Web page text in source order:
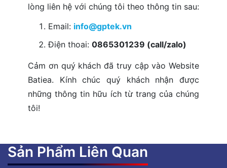
lòng liên hệ với chúng tôi theo thông tin sau:
Email: info@gptek.vn
Điện thoai: 0865301239 (call/zalo)
Cảm ơn quý khách đã truy cập vào Website
Batiea. Kính chúc quý khách nhận được
những thông tin hữu ích từ trang của chúng
tôi!
Sản Phẩm Liên Quan